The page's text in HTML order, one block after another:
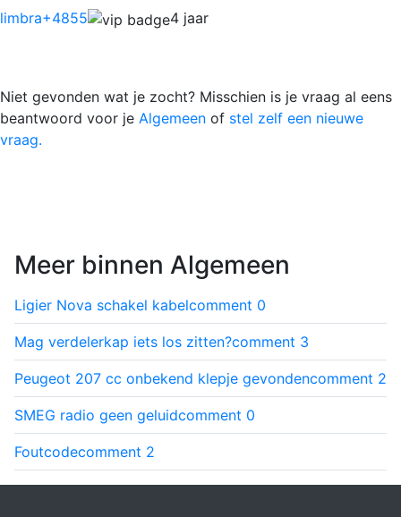
limbra+4855 4 jaar
Niet gevonden wat je zocht? Misschien is je vraag al eens
beantwoord voor je Algemeen of stel zelf een nieuwe
vraag.
Meer binnen Algemeen
Ligier Nova schakel kabelcomment 0
Mag verdelerkap iets los zitten?comment 3
Peugeot 207 cc onbekend klepje gevondencomment 2
SMEG radio geen geluidcomment 0
Foutcodecomment 2